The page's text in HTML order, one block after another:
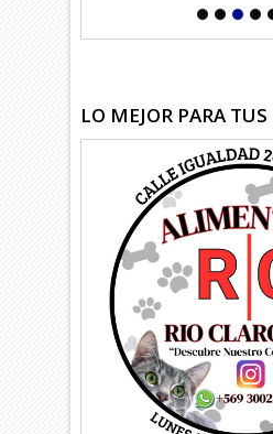
LO MEJOR PARA